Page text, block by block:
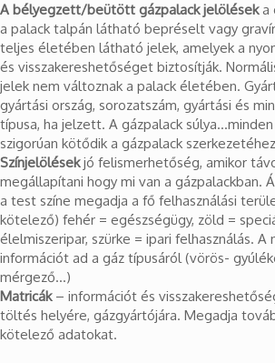
A bélyegzett/beütött gázpalack jelölések a
a palack talpán látható bepréselt vagy
teljes életében látható jelek, amelyek a
és visszakereshetőséget biztosítják.
jelek nem változnak a palack életében.
gyártási ország, sorozatszám, gyártási és
típusa, ha jelzett. A gázpalack
szigorúan kötődik a gázpalack
Színjelölésekjó felismerhetőség, amikor
megállapítani hogy mi van a gázpalackban.
a test színe megadja a fő felhasználási
kötelező) fehér = egészségügy, zöld =
élelmiszeripar, szürke = ipari felhasználás. A
információt ad a gáz típusáról (vörös-
mérgező…)
Matricák– információt és
töltés helyére, gázgyártójára. Megadja
kötelező adatokat.